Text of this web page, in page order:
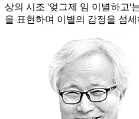
상의 시조 '엊그제 임 이별하고'
을 표현하며 이별의 감정을 섬